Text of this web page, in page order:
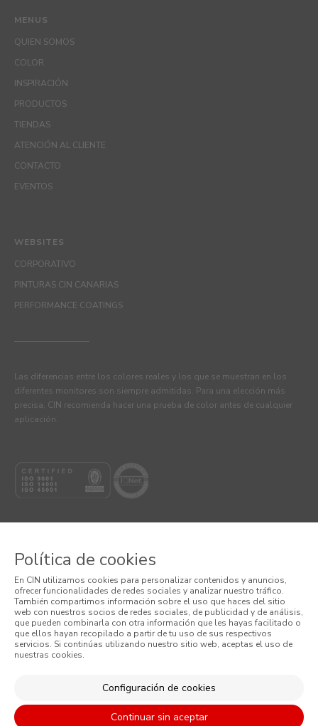
MENUS
QUIEN SOMOS
COLOR
INSPIRACIÓN
PRODUCTOS
TIENDAS
ATENCIÓN AL CLIENTE
CONTACTO
EVENTOS
WEBSITES
CORPORATIVO
PINTURAS CIN CANARIAS
PERFORMANCE COATINGS
Las diferencias entre los colores reales y los que se muestran en los
diferentes monitores son siempre admitidas. Para una elección más
precisa, CIN recomienda hacer una prueba de color antes de cualquier
aplicación.
Términos y Condiciones
Política de Privacidad
Política de Cookies
Condiciones Generales de Venta
Política de cookies
En CIN utilizamos cookies para personalizar contenidos y anuncios,
ofrecer funcionalidades de redes sociales y analizar nuestro tráfico.
También compartimos información sobre el uso que haces del sitio
web con nuestros socios de redes sociales, de publicidad y de análisis,
que pueden combinarla con otra información que les hayas facilitado o
que ellos hayan recopilado a partir de tu uso de sus respectivos
servicios. Si continúas utilizando nuestro sitio web, aceptas el uso de
nuestras cookies.
Configuración de cookies
Continuar sin aceptar